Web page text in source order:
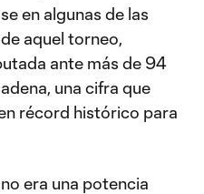
en algunas de las
aquel torneo,
ante más de 94
una cifra que
récord histórico para
era una potencia